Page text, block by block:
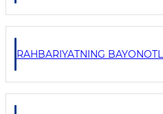
RAHBARIYATNING